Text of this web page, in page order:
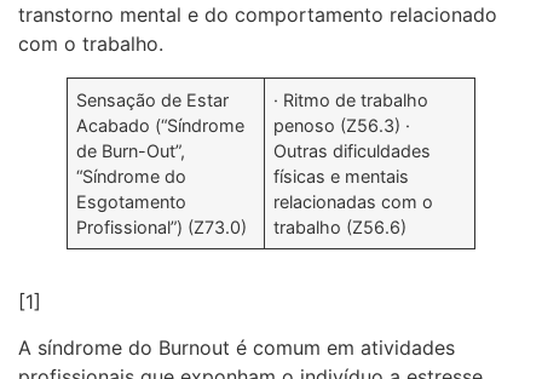
transtorno mental e do comportamento relacionado
com o trabalho.
Sensação de Estar
Acabado (“Síndrome
de Burn-Out”,
“Síndrome do
Esgotamento
Profissional”) (Z73.0)
· Ritmo de trabalho
penoso (Z56.3) ·
Outras dificuldades
físicas e mentais
relacionadas com o
trabalho (Z56.6)
[1]
A síndrome do Burnout é comum em atividades